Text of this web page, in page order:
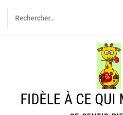
Skip
content
Rechercher :
FIDÈLE À CE QUI